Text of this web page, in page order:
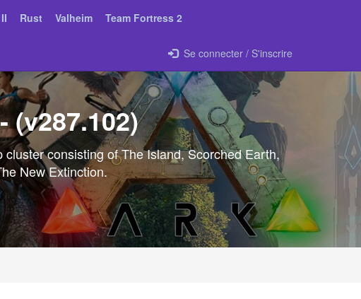
Rust Valheim Team Fortress 2
Se connecter / S'inscrire
(v287.102)
consisting of The Island, Scorched Earth,
New Extinction.